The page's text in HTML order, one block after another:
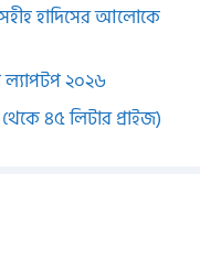
হাদিসের আলোকে
ল্যাপটপ ২০২৬
৪৫ লিটার প্রাইজ)